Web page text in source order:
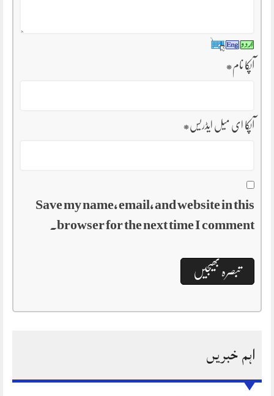
آپکا نام*
آپکا ای میل ایڈریس*
Save my name, email, and website in this
browser for the next time I comment.
اہم خبریں